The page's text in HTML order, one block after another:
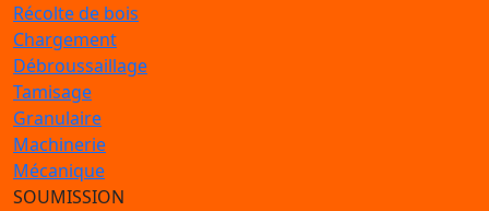
Récolte de bois
Chargement
Débroussaillage
Tamisage
Granulaire
Machinerie
Mécanique
SOUMISSION